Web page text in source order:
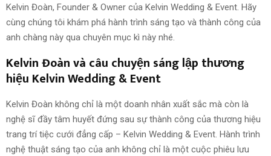
Kelvin Đoàn, Founder & Owner của Kelvin Wedding & Event. Hãy
cùng chúng tôi khám phá hành trình sáng tạo và thành công của
anh chàng này qua chuyên mục kì này nhé.
Kelvin Đoàn và câu chuyện sáng lập thương
hiệu Kelvin Wedding & Event
Kelvin Đoàn không chỉ là một doanh nhân xuất sắc mà còn là
nghệ sĩ đầy tâm huyết đứng sau sự thành công của thương hiệu
trang trí tiệc cưới đẳng cấp – Kelvin Wedding & Event. Hành trình
nghệ thuật sáng tạo của anh không chỉ là một cuộc phiêu lưu